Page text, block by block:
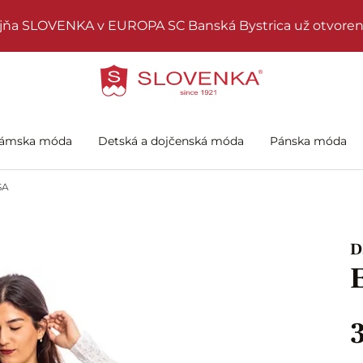
SLOVENKA v EUROPA SC Banská Bystrica už
móda Detská a dojčenská móda Pánska móda